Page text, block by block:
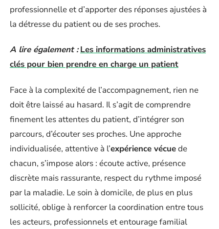
professionnelle et d’apporter des réponses ajustées à
la détresse du patient ou de ses proches.
A lire également : Les informations administratives
clés pour bien prendre en charge un patient
Face à la complexité de l’accompagnement, rien ne
doit être laissé au hasard. Il s’agit de comprendre
finement les attentes du patient, d’intégrer son
parcours, d’écouter ses proches. Une approche
individualisée, attentive à l’expérience vécuede
chacun, s’impose alors : écoute active, présence
discrète mais rassurante, respect du rythme imposé
par la maladie. Le soin à domicile, de plus en plus
sollicité, oblige à renforcer la coordination entre tous
les acteurs, professionnels et entourage familial